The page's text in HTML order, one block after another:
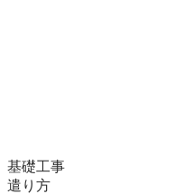
基礎工事
遣り方